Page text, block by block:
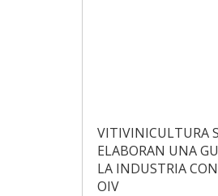
VITIVINICULTURA
ELABORAN UNA
LA INDUSTRIA
OIV